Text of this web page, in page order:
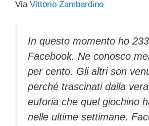
c
b
o
o
k
tt
e
d
s
k
dI
n
a
m
A
p
p
Via Vittorio Zambardino
In questo momento ho 233
Facebook. Ne conosco
per cento. Gli altri son
perché trascinati dalla
euforia che quel giochino
nelle ultime settimane.